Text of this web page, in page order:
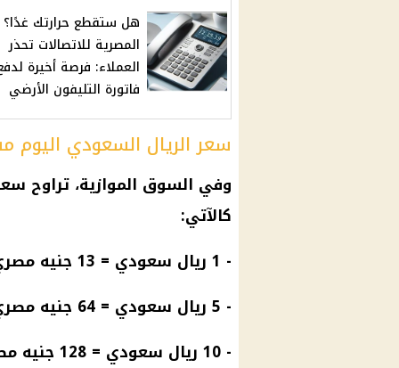
هل ستقطع حرارتك غدًا؟
المصرية للاتصالات تحذر
العملاء: فرصة أخيرة
فاتورة التليفون الأرضي
سعر الريال السعودي اليوم
وفي السوق الموازية، تراوح
كالآتي:
- 1
ريال سعودي = 13 جنيه مصري
- 5
ريال سعودي = 64 جنيه مصري
- 10
ريال سعودي = 128 جنيه مصري